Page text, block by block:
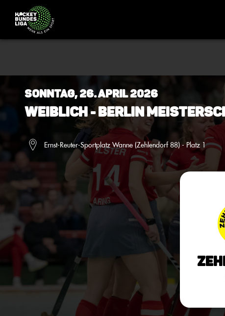
Sonntag, 26. April 2026
Weiblich - Berlin
Ernst-Reuter-Sportplatz Wanne (Zehlendorf 88) - Platz 1